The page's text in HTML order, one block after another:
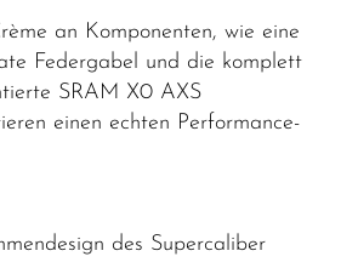
an Komponenten, wie eine
Federgabel und die komplett
SRAM X0 AXS
einen echten Performance-
des Supercaliber